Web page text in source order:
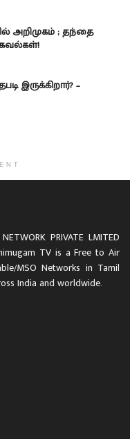
அறிமுகம் ; தந்தை
இருக்கிறார்? –
PRIVATE LMITED
TV is a Free to Air
MSO Networks in Tamil
India and worldwide.